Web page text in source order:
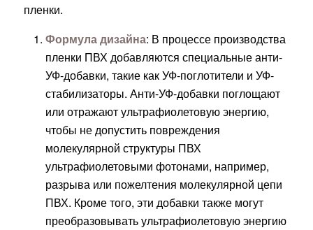
пленки.
Формула дизайна: В процессе производства
пленки ПВХ добавляются специальные анти-
УФ-добавки, такие как УФ-поглотители и УФ-
стабилизаторы. Анти-УФ-добавки поглощают
или отражают ультрафиолетовую энергию,
чтобы не допустить повреждения
молекулярной структуры ПВХ
ультрафиолетовыми фотонами, например,
разрыва или пожелтения молекулярной цепи
ПВХ. Кроме того, эти добавки также могут
преобразовывать ультрафиолетовую энергию